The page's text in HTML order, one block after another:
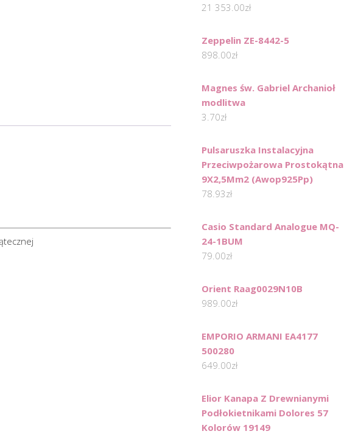
21 353.00zł
Zeppelin ZE-8442-5
898.00zł
Magnes św. Gabriel Archanioł
modlitwa
3.70zł
Pulsaruszka Instalacyjna
Przeciwpożarowa Prostokątna
9X2,5Mm2 (Awop925Pp)
78.93zł
Casio Standard Analogue MQ-
24-1BUM
79.00zł
Orient Raag0029N10B
989.00zł
EMPORIO ARMANI EA4177
500280
649.00zł
Elior Kanapa Z Drewnianymi
Podłokietnikami Dolores 57
Kolorów 19149